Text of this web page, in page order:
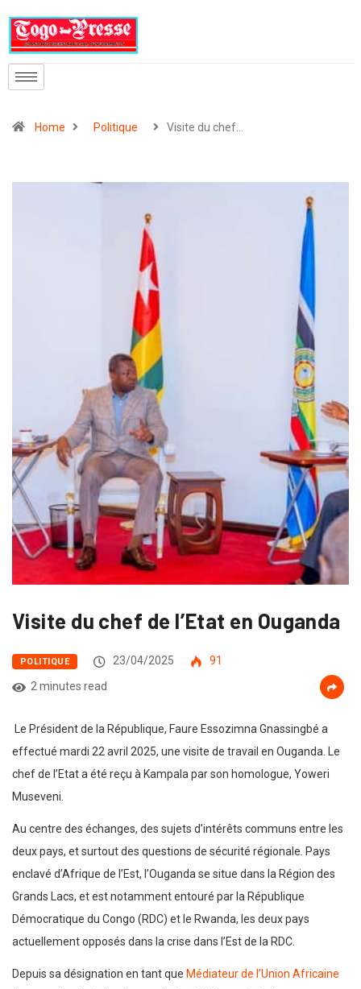
Home Politique Visite du chef…
Visite du chef de l’Etat en Ouganda
POLITIQUE 23/04/2025
91
2 minutes read
Le Président de la République, Faure Essozimna Gnassingbé a
effectué mardi 22 avril 2025, une visite de travail en Ouganda. Le
chef de l’Etat a été reçu à Kampala par son homologue, Yoweri
Museveni.
Au centre des échanges, des sujets d’intérêts communs entre les
deux pays, et surtout des questions de sécurité régionale. Pays
enclavé d’Afrique de l’Est, l’Ouganda se situe dans la Région des
Grands Lacs, et est notamment entouré par la République
Démocratique du Congo (RDC) et le Rwanda, les deux pays
actuellement opposés dans la crise dans l’Est de la RDC.
Depuis sa désignation en tant que Médiateur de l’Union Africaine